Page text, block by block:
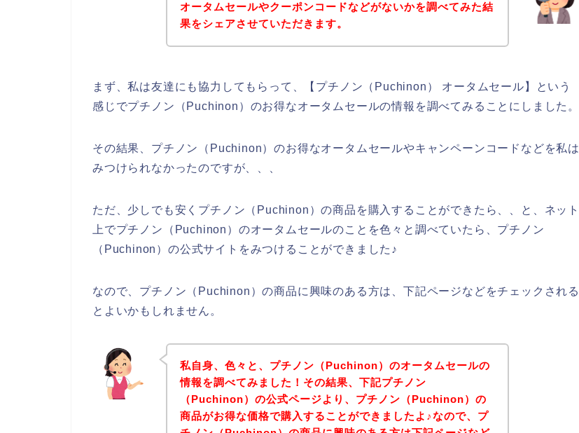
オータムセールやクーポンコードなどがないかを調べてみた結
果をシェアさせていただきます。
まず、私は友達にも協力してもらって、【プチノン（Puchinon） オータムセール】という
感じでプチノン（Puchinon）のお得なオータムセールの情報を調べてみることにしました。
その結果、プチノン（Puchinon）のお得なオータムセールやキャンペーンコードなどを私は
みつけられなかったのですが、、、
ただ、少しでも安くプチノン（Puchinon）の商品を購入することができたら、、と、ネット
上でプチノン（Puchinon）のオータムセールのことを色々と調べていたら、プチノン
（Puchinon）の公式サイトをみつけることができました♪
なので、プチノン（Puchinon）の商品に興味のある方は、下記ページなどをチェックされる
とよいかもしれません。
私自身、色々と、プチノン（Puchinon）のオータムセールの
情報を調べてみました！その結果、下記プチノン
（Puchinon）の公式ページより、プチノン（Puchinon）の
商品がお得な価格で購入することができましたよ♪なので、プ